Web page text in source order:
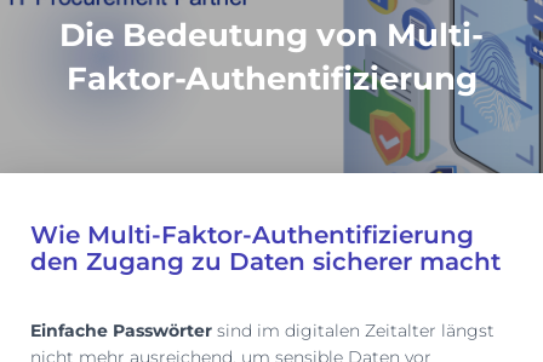
G
A
T
I
O
U
H
Die Bedeutung von Multi-
Faktor-Authentifizierung
Wie Multi-Faktor-Authentifizierung
den Zugang zu Daten sicherer macht
Einfache Passwörter sind im digitalen Zeitalter längst
nicht mehr ausreichend, um sensible Daten vor